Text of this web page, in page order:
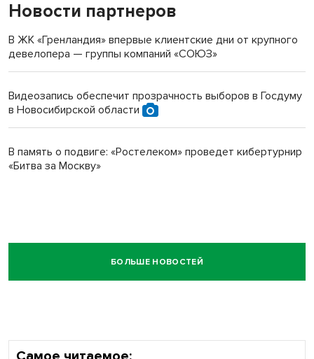
Новости партнеров
В ЖК «Гренландия» впервые клиентские дни от крупного
девелопера — группы компаний «СОЮЗ»
Видеозапись обеспечит прозрачность выборов в Госдуму
в Новосибирской области
В память о подвиге: «Ростелеком» проведет кибертурнир
«Битва за Москву»
БОЛЬШЕ НОВОСТЕЙ